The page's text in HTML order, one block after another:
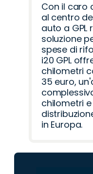
Con il caro
al centro
auto a
soluzione
spese di
i20 GPL
chilometri
35 euro,
chilometri
in Europa.